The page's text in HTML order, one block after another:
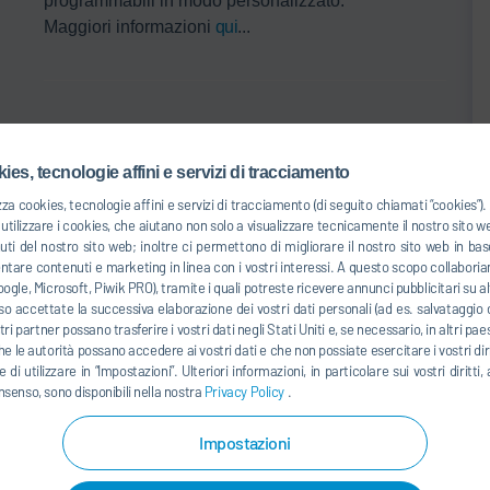
tecnologie affini e servizi di tracciamento
cookies, tecnologie affini e servizi di tracciamento (di seguito chiamati
i cookies, che aiutano non solo a visualizzare tecnicamente il nostro sito
del nostro sito web; inoltre ci permettono di migliorare il nostro sito web in
contenuti e marketing in linea con i vostri interessi. A questo scopo
Microsoft, Piwik PRO), tramite i quali potreste ricevere annunci pubblicitari su
accettate la successiva elaborazione dei vostri dati personali (ad es. salvataggio
partner possano trasferire i vostri dati negli Stati Uniti e, se necessario, in altri
le autorità possano accedere ai vostri dati e che non possiate esercitare i vostri
di utilizzare in “Impostazioni”. Ulteriori informazioni, in particolare sui vostri diritti,
sono disponibili nella nostra Privacy Policy .
Impostazioni
Maggiori informazioni qui...
La scocca viene agganciata a una coppia di pendoli
con azionamento a catena e trasportata attraverso
diverse vasche. Offriamo trasportatori a pendolo con
ritorno posizionato in basso o a lato (AirBiDip).
Gru di sollevamento
Le gru di sollevamento sono adatte per esigenze
particolari, in particolare per veicoli molto lunghi o a